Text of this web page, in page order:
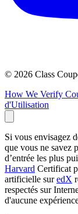
© 2026 Class
How We Verify
d'Utilisation
Si vous envisagez
que vous ne savez
d’entrée les plus
Harvard Certificat
artificielle suredX
respectés sur
d'aucune